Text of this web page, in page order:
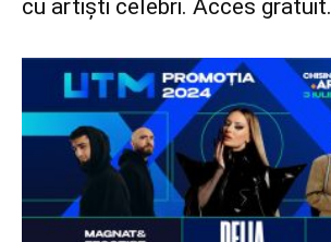
cu artiști celebri. Acces gratuit.